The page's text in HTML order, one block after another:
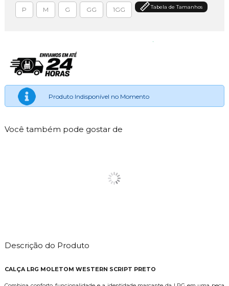
P M G GG 1GG Tabela de Tamanhos
Produto Indisponível no Momento
Você também pode gostar de
Descrição do Produto
CALÇA LRG MOLETOM WESTERN SCRIPT PRETO